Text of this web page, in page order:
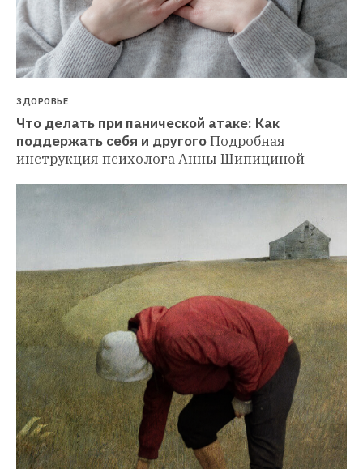
ЗДОРОВЬЕ
Что делать при панической атаке: Как
поддержать себя и другогоПодробная
инструкция психолога Анны Шипициной